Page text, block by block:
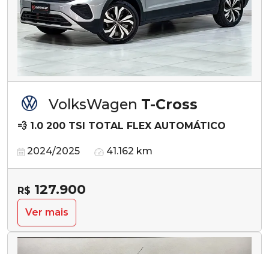
VolksWagen T-Cross
💨 1.0 200 TSI TOTAL FLEX AUTOMÁTICO
2024/2025 41.162 km
R$ 127.900
Ver mais